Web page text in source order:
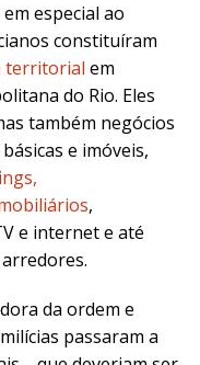
especial ao
constituíram
territorial em
do Rio. Eles
também negócios
e imóveis,
,
e internet e até
da ordem e
passaram a